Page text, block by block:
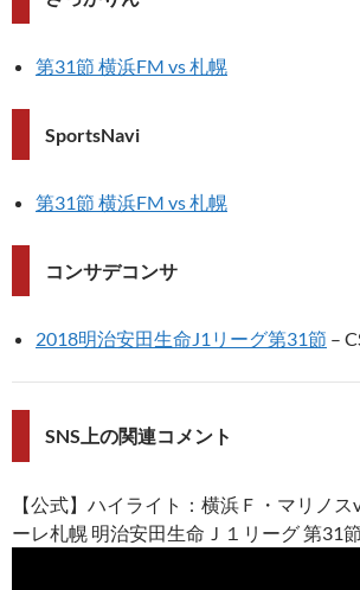
第31節 横浜FM vs 札幌
SportsNavi
第31節 横浜FM vs 札幌
コンサデコンサ
2018明治安田生命J1リーグ第31節 –
SNS上の関連コメント
【公式】ハイライト：横浜Ｆ・マリノ
ーレ札幌 明治安田生命Ｊ１リーグ 第31